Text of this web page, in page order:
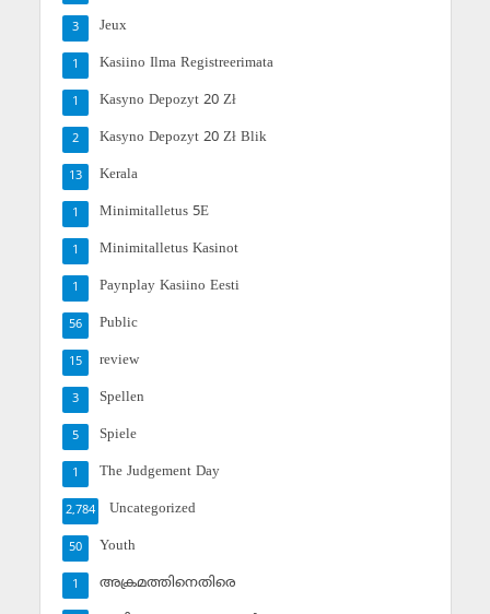
Jeux
3
Kasiino Ilma Registreerimata
1
Kasyno Depozyt 20 Zł
1
Kasyno Depozyt 20 Zł Blik
2
Kerala
13
Minimitalletus 5E
1
Minimitalletus Kasinot
1
Paynplay Kasiino Eesti
1
Public
56
review
15
Spellen
3
Spiele
5
The Judgement Day
1
Uncategorized
2,784
Youth
50
അക്രമത്തിനെതിരെ
1